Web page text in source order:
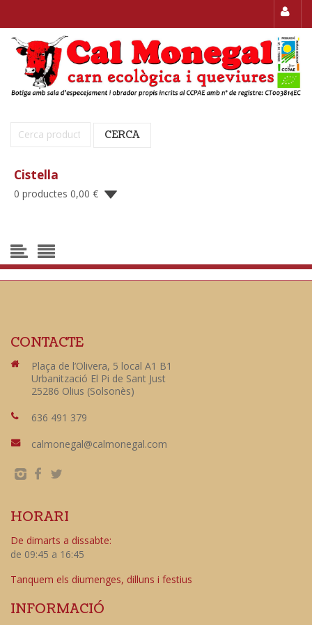
Cerca: CERCA
Cistella
0 productes 0,00 €
CONTACTE
Plaça de l’Olivera, 5 local A1 B1
Urbanització El Pi de Sant Just
25286 Olius (Solsonès)
636 491 379
calmonegal@calmonegal.com
HORARI
De dimarts a dissabte:
de 09:45 a 16:45
Tanquem els diumenges, dilluns i festius
INFORMACIÓ